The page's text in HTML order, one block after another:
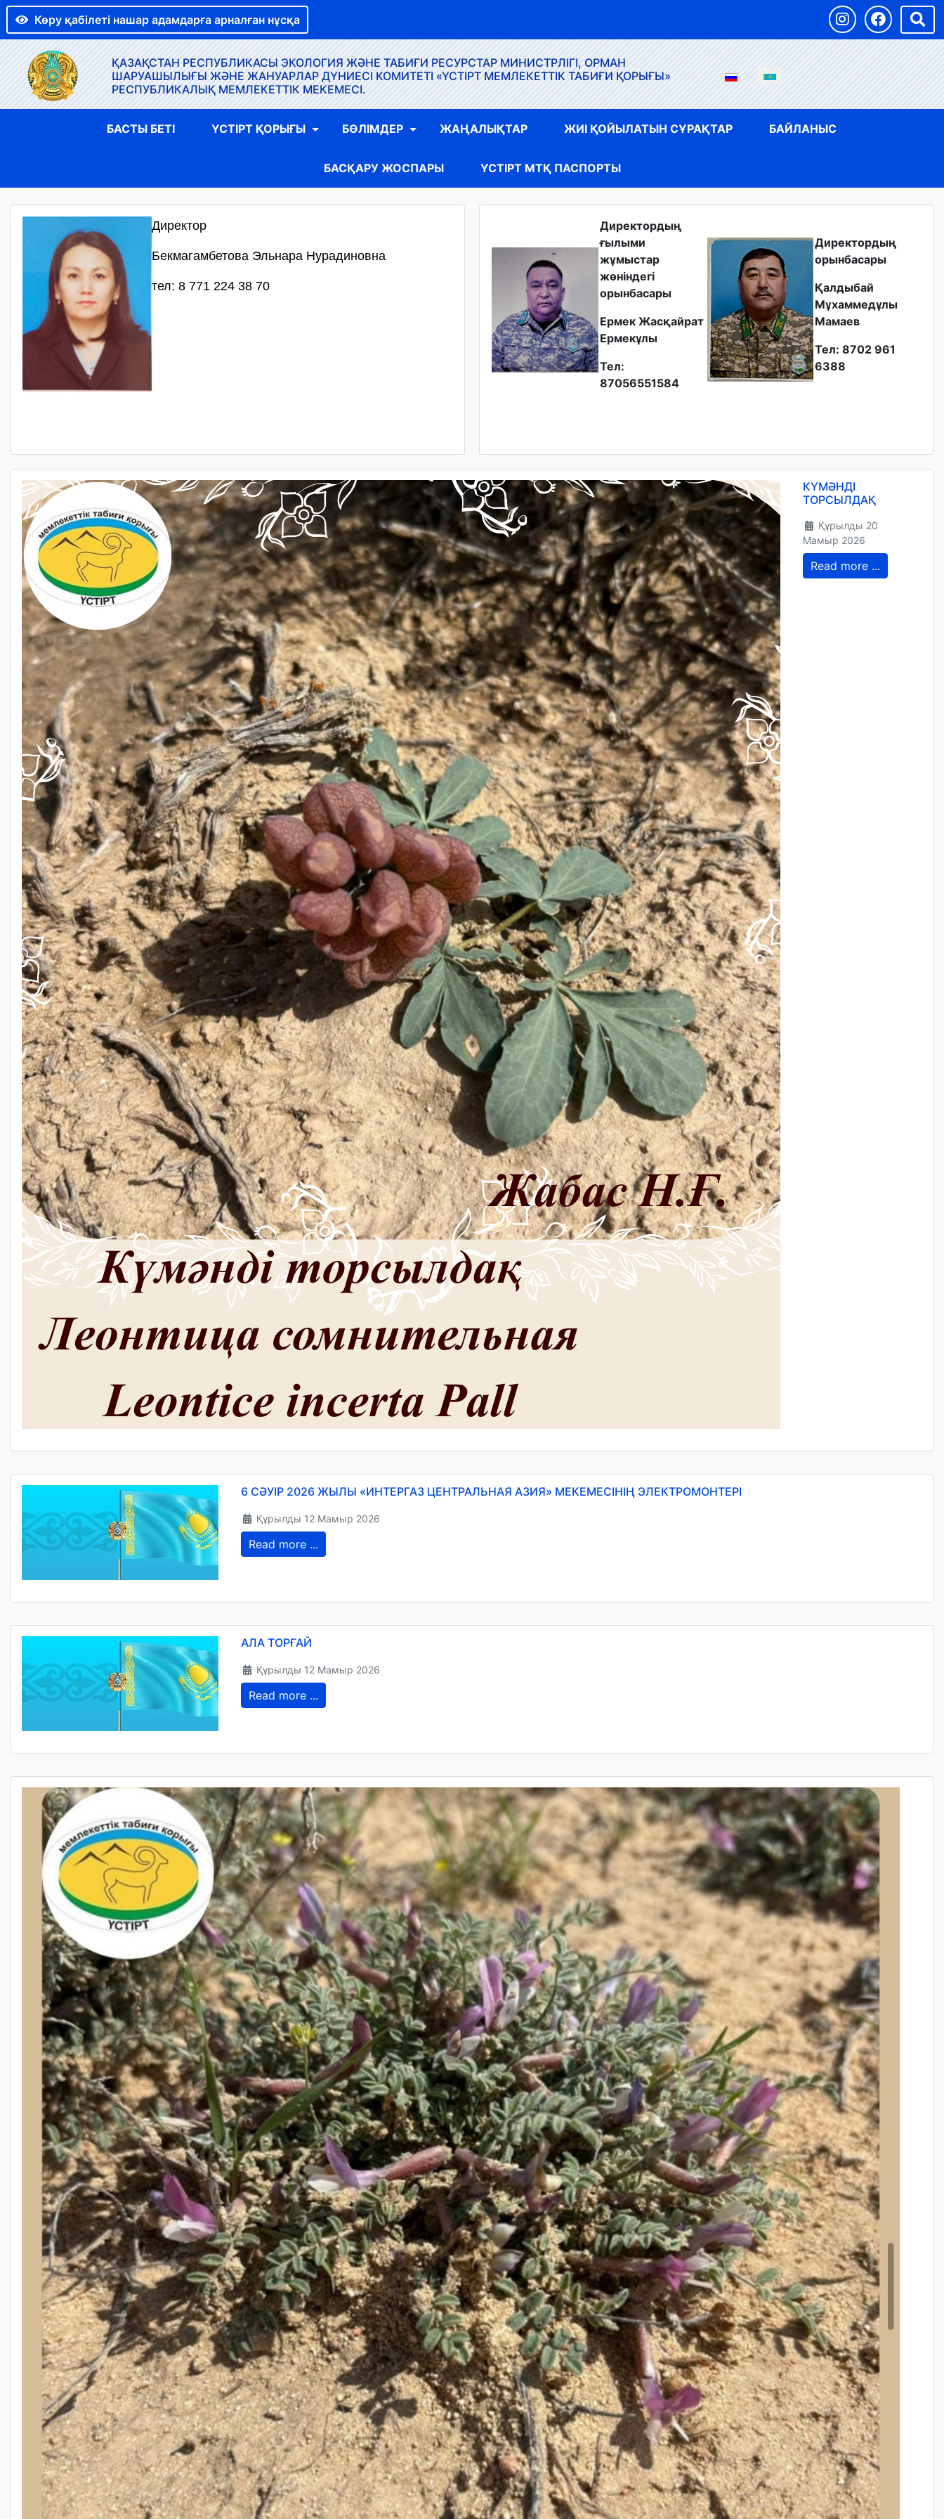
Көру қабілеті нашар адамдарға арналған нұсқа
ҚАЗАҚСТАН РЕСПУБЛИКАСЫ ЭКОЛОГИЯ ЖӘНЕ ТАБИҒИ РЕСУРСТАР МИНИСТРЛІГІ, ОРМАН
ШАРУАШЫЛЫҒЫ ЖӘНЕ ЖАНУАРЛАР ДҮНИЕСІ КОМИТЕТІ «ҮСТІРТ МЕМЛЕКЕТТІК ТАБИҒИ ҚОРЫҒЫ»
РЕСПУБЛИКАЛЫҚ МЕМЛЕКЕТТІК МЕКЕМЕСІ.
БАСТЫ БЕТІ ҮСТІРТ ҚОРЫҒЫ БӨЛІМДЕР ЖАҢАЛЫҚТАР ЖИІ ҚОЙЫЛАТЫН СҰРАҚТАР БАЙЛАНЫС
БАСҚАРУ ЖОСПАРЫ ҮСТІРТ МТҚ ПАСПОРТЫ
Директор
Бекмагамбетова Эльнара Нурадиновна
тел: 8 771 224 38 70
Директордың
ғылыми
жұмыстар
жөніндегі
орынбасары
Ермек Жасқайрат
Ермекұлы
Тел:
87056551584
Директордың
орынбасары
Қалдыбай
Мұхаммедұлы
Мамаев
Тел: 8702 961
6388
КҮМӘНДІ
ТОРСЫЛДАҚ
Құрылды 20
Мамыр 2026
Read more ...
6 СӘУІР 2026 ЖЫЛЫ «ИНТЕРГАЗ ЦЕНТРАЛЬНАЯ АЗИЯ» МЕКЕМЕСІНІҢ ЭЛЕКТРОМОНТЕРІ
Құрылды 12 Мамыр 2026
Read more ...
АЛА ТОРҒАЙ
Құрылды 12 Мамыр 2026
Read more ...